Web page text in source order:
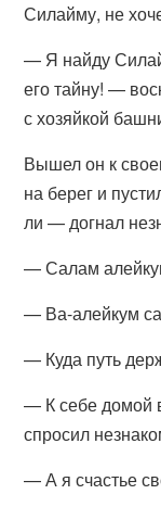
Силайму, не
— Я найду
его тайну! —
с хозяйкой
Вышел он к
на берег и
ли — догнал
— Салам
— Ва-алейкум
— Куда путь
— К себе домой
спросил
— А я счастье